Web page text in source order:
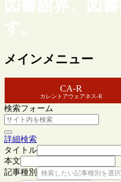
図書館界、図
す。
メインメニュー
CA-R
カレントアウェアネス-R
検索フォーム
詳細検索
タイトル
本文
記事種別
検索したい記事種別を選